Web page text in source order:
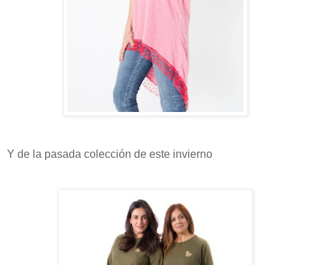
Y de la pasada colección de este invierno